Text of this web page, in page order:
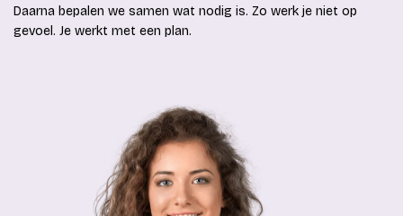
Daarna bepalen we samen wat nodig is. Zo werk je niet op
gevoel. Je werkt met een plan.